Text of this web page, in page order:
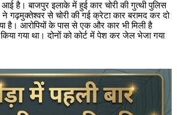
है। बाजपुर इलाके में हुई कार चोरी की गुत्थी पुलिस
गढ़मुक्तेश्वर से चोरी की गई क्रेटा कार बरामद कर दो
है। आरोपियों के पास से एक और कार भी मिली है
गया था। दोनों को कोर्ट में पेश कर जेल भेजा गया